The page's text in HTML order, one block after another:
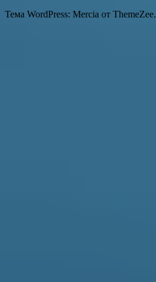
Тема WordPress: Mercia от ThemeZee.